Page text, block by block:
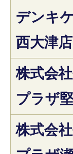
デンキ
西大津店
株式会
プラザ
株式会